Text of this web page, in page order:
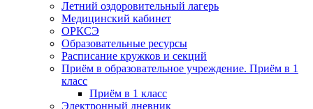
Летний оздоровительный лагерь
Медицинский кабинет
ОРКСЭ
Образовательные ресурсы
Расписание кружков и секций
Приём в образовательное учреждение. Приём в 1
класс
Приём в 1 класс
Электронный дневник